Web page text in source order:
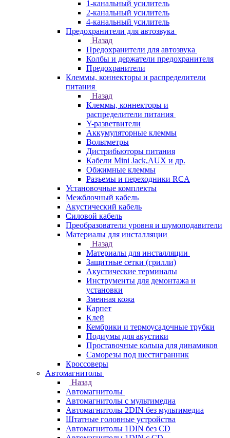
1-канальный усилитель
2-канальный усилитель
4-канальный усилитель
Предохранители для автозвука
Назад
Предохранители для автозвука
Колбы и держатели предохранителя
Предохранители
Клеммы, коннекторы и распределители
питания
Назад
Клеммы, коннекторы и
распределители питания
Y-разветвители
Аккумуляторные клеммы
Вольтметры
Дистрибьюторы питания
Кабели Mini Jack,AUX и др.
Обжимные клеммы
Разъемы и переходники RCA
Установочные комплекты
Межблочный кабель
Акустический кабель
Силовой кабель
Преобразователи уровня и шумоподавители
Материалы для инсталляции
Назад
Материалы для инсталляции
Защитные сетки (грилли)
Акустические терминалы
Инструменты для демонтажа и
установки
Змеиная кожа
Карпет
Клей
Кембрики и термоусадочные трубки
Подиумы для акустики
Проставочные кольца для динамиков
Саморезы под шестигранник
Кроссоверы
Автомагнитолы
Назад
Автомагнитолы
Автомагнитолы с мультимедиа
Автомагнитолы 2DIN без мультимедиа
Штатные головные устройства
Автомагнитолы 1DIN без CD